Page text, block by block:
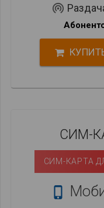
wifi_tethering
СИМ-
СИМ-КАРТА
